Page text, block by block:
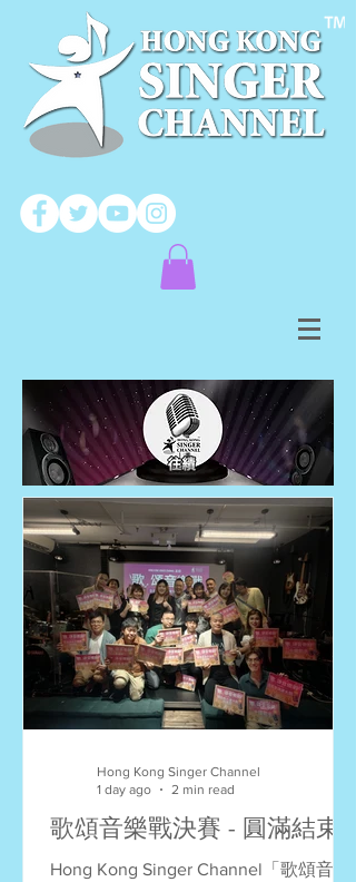
歌頌音樂戰決賽 - 圓滿結束
Hong Kong Singer Channel「歌頌音樂
Hong Kong Singer Channel
1 day ago
2 min read